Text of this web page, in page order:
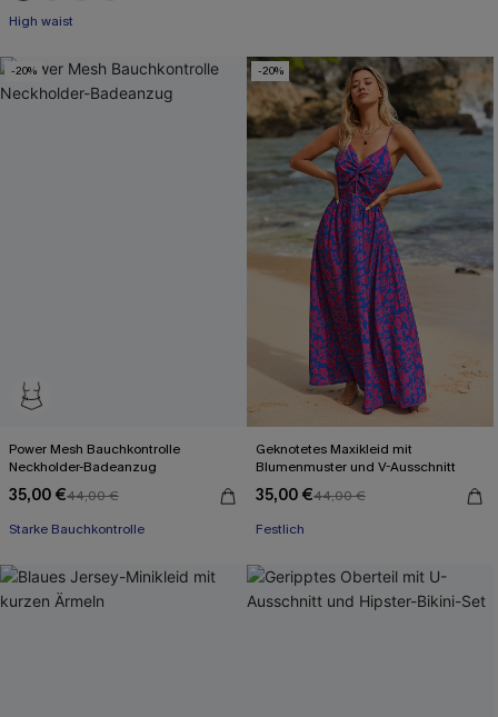
High waist
-20%
Power Mesh Bauchkontrolle
Neckholder-Badeanzug
35,00 €44,00 €
Starke Bauchkontrolle
-20%
Geknotetes Maxikleid mit
Blumenmuster und V-Ausschnitt
35,00 €44,00 €
Festlich